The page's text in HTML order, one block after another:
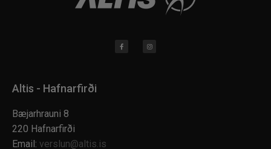
Altis - Hafnarfirði
Bæjarhrauni 8
220 Hafnarfirði
Email: verslun@altis.is